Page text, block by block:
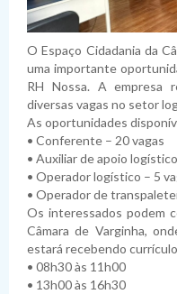
Lista de Terceirizados
Concursos Públicos
Inexigibilidade
Atas de Adesão
Obras
Fornecedores
Relatórios da LRF
Execução
Plano Anual de
Plano Estratégico
Relatório de Gestão e
Políticas de Gestão e
Lei de Acesso à
Sistema de Informação
Perguntas Frequentes
Acessibilidade
Lei Geral de Proteção de
Sobre a LGPD
Política de Privacidade
O Espaço Cidadania da
uma importante
RH Nossa. A empresa
diversas vagas no setor
As oportunidades
• Conferente – 20 vagas
• Auxiliar de apoio
• Operador logístico – 5
• Operador de
Os interessados podem
Câmara de Varginha,
estará recebendo
• 08h30 às 11h00
• 13h00 às 16h30